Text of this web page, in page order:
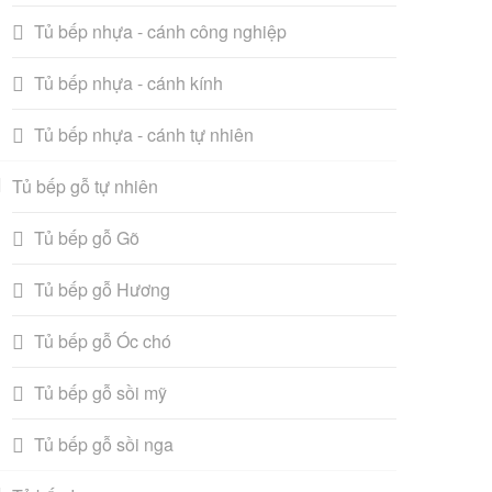
Tủ bếp nhựa - cánh công nghiệp
Tủ bếp nhựa - cánh kính
Tủ bếp nhựa - cánh tự nhiên
Tủ bếp gỗ tự nhiên
Tủ bếp gỗ Gõ
Tủ bếp gỗ Hương
Tủ bếp gỗ Óc chó
Tủ bếp gỗ sồi mỹ
Tủ bếp gỗ sồi nga